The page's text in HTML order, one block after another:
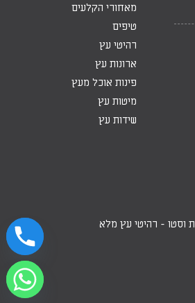
מאחורי הקלעים
טיפים
רהיטי עץ
ארונות עץ
פינות אוכל מעץ
מיטות עץ
שידות עץ
וסטו - רהיטי עץ מלא